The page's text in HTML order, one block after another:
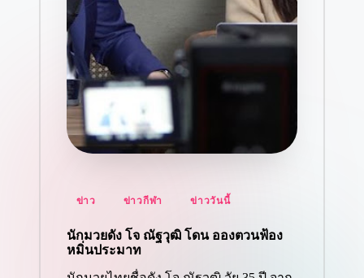
Posted
ข่าว ข่าวกีฬา ข่าววันนี้
นักมวยดัง โจ ณัฐวุฒิ โดน อองตวนฟ้อง
หมิ่นประมาท